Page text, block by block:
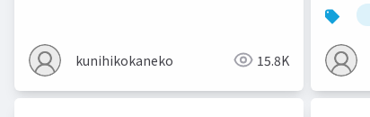
kunihikokaneko 15.8K